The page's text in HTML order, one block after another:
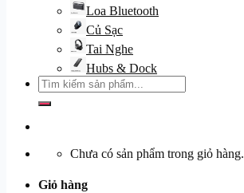
Loa Bluetooth
Củ Sạc
Tai Nghe
Hubs & Dock
Tìm
kiếm:
Chưa có sản phẩm trong giỏ hàng.
Giỏ hàng